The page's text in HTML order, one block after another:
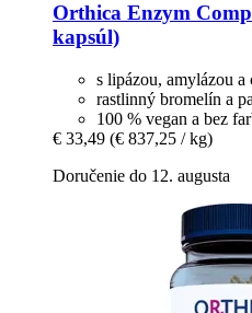
Orthica Enzym
kapsúl)
s lipázou, amylázou a
rastlinný bromelín a
100 % vegan a bez
€ 33,49 (€ 837,25 / kg)
Doručenie do 12. augusta